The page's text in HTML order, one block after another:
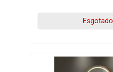
Esgotado